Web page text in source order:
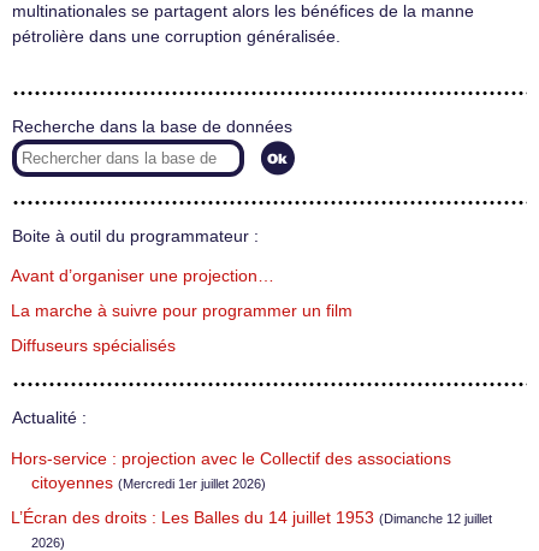
multinationales se partagent alors les bénéfices de la manne
pétrolière dans une corruption généralisée.
Recherche dans la base de données
Boite à outil du programmateur :
Avant d’organiser une projection…
La marche à suivre pour programmer un film
Diffuseurs spécialisés
Actualité :
Hors-service : projection avec le Collectif des associations
citoyennes (Mercredi 1er juillet 2026)
L’Écran des droits : Les Balles du 14 juillet 1953 (Dimanche 12 juillet
2026)